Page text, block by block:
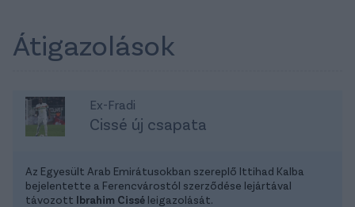
Átigazolások
Ex-Fradi
Cissé új csapata
Az Egyesült Arab Emirátusokban szereplő Ittihad Kalba
bejelentette a Ferencvárostól szerződése lejártával
távozott Ibrahim Cissé leigazolását.